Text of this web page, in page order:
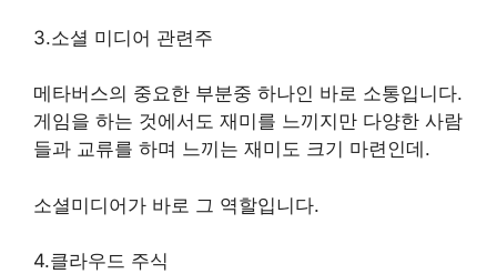
3.소셜 미디어 관련주
메타버스의 중요한 부분중 하나인 바로 소통입니다.
게임을 하는 것에서도 재미를 느끼지만 다양한 사람
들과 교류를 하며 느끼는 재미도 크기 마련인데.
소셜미디어가 바로 그 역할입니다.
4.클라우드 주식